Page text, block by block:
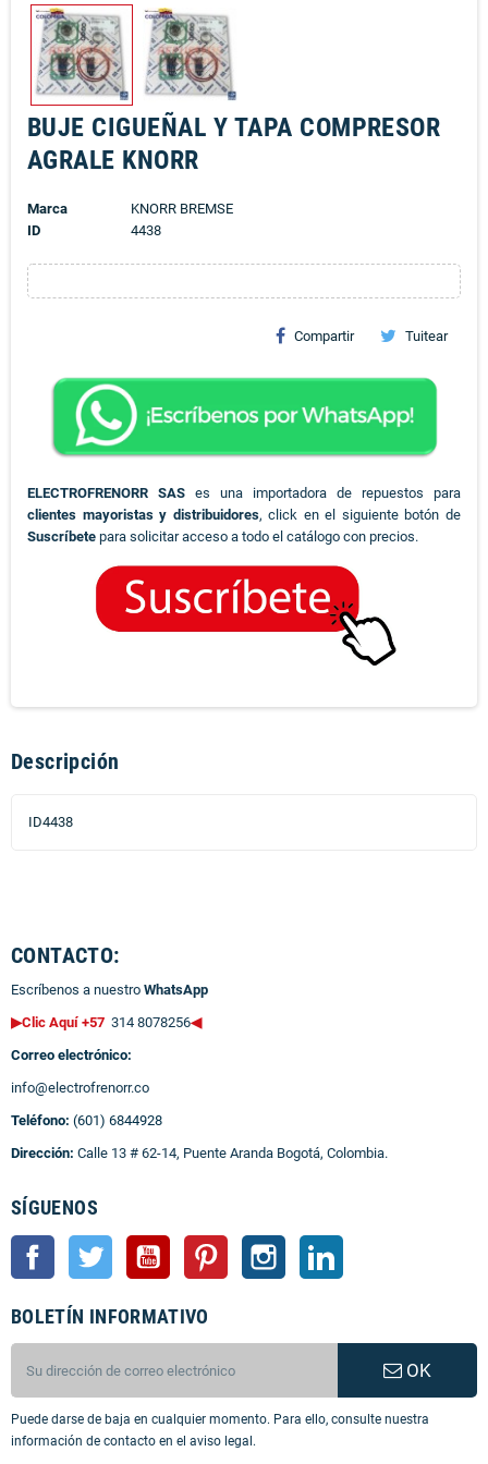
BUJE CIGUEÑAL Y TAPA COMPRESOR
AGRALE KNORR
Marca
KNORR BREMSE
ID
4438
Compartir Tuitear
ELECTROFRENORR SAS es una importadora de repuestos para
clientes mayoristas y distribuidores, click en el siguiente botón de
Suscríbete para solicitar acceso a todo el catálogo con precios.
Descripción
ID4438
CONTACTO:
Escríbenos a nuestro WhatsApp
▶Clic Aquí +57 314 8078256◀
Correo electrónico:
info@electrofrenorr.co
Teléfono: (601) 6844928
Dirección: Calle 13 # 62-14, Puente Aranda Bogotá, Colombia.
SÍGUENOS
Facebook Twitter YouTube Pinterest Instagram
BOLETÍN INFORMATIVO
OK
Puede darse de baja en cualquier momento. Para ello, consulte nuestra
información de contacto en el aviso legal.